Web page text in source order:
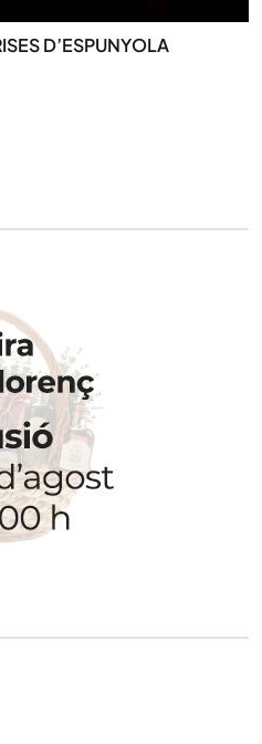
D’ESPUNYOLA
butlletí
i enviada directament
al nostre butlletí i segueix